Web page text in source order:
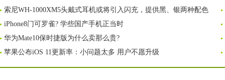
索尼WH-1000XM5头戴式耳机或将引入闪充，提供黑、银两种配色
iPhone8门可罗雀? 学些国产手机正当时
华为Mate10保时捷版为什么卖那么贵?
苹果公布iOS 11更新率：小问题太多 用户不愿升级